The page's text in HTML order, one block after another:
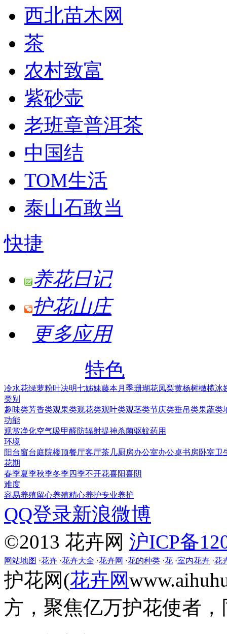
西北苗木网
茶
农村致富
紫砂壶
老班章普洱茶
中国结
TOM生活
泰山石敢当
快捷
养花日记
护花山庄
更多应用
特色
冷水花绿萝粉叶决明七姊妹藤本月季珊瑚花凤梨黄杨树橄榄冰
类别
趣味类芳香类观果类观花类观叶类观茎类节庆类垂吊类果蔬类
功能
观赏净化空气吸甲醛防辐射提神杀菌驱蚊药用
环境
阳台窗台庭院楼顶餐厅客厅茶几厨房办公室办公桌书房卧室卫
花期
春季夏季秋季冬季四季不开花喜阳喜阴
难度
容易养殖留心养殖精心养护专业养护
QQ登录新浪微博
©2013 花卉网 沪ICP备
网站地图 ·花卉 ·花卉大全 ·花卉网 ·花的种类 ·花 ·室内花卉 ·花
护花网(花卉网
方，聚焦亿万护花使者